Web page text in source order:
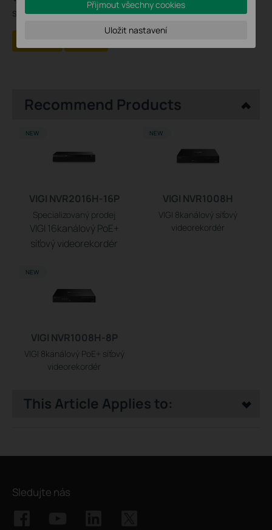
stránky
Recommend Products
VIGI NVR2016H-16P
Specializovaný prodej
VIGI 16kanálový PoE+
síťový videorekordér
NEW
VIGI NVR1008H
VIGI 8kanálový síťový
videorekordér
NEW
VIGI NVR1008H-8P
VIGI 8kanálový PoE+ síťový
videorekordér
NEW
This Article Applies to:
Sledujte nás
Přijmout všechny cookies
Uložit nastavení